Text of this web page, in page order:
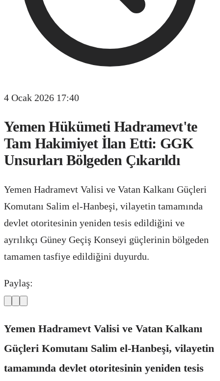
4 Ocak 2026 17:40
Yemen Hükümeti Hadramevt'te
Tam Hakimiyet İlan Etti: GGK
Unsurları Bölgeden Çıkarıldı
Yemen Hadramevt Valisi ve Vatan Kalkanı Güçleri
Komutanı Salim el-Hanbeşi, vilayetin tamamında
devlet otoritesinin yeniden tesis edildiğini ve
ayrılıkçı Güney Geçiş Konseyi güçlerinin bölgeden
tamamen tasfiye edildiğini duyurdu.
Paylaş:
Yemen Hadramevt Valisi ve Vatan Kalkanı
Güçleri Komutanı Salim el-Hanbeşi, vilayetin
tamamında devlet otoritesinin yeniden tesis